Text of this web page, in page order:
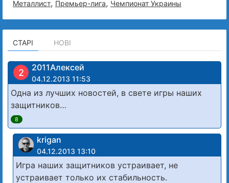
Металлист, Премьер-лига, Чемпионат Украины
СТАРІ НОВІ
2 2011Алексей
04.12.2013 11:53
Одна из лучших новостей, в свете игры наших
защитников…
8
krigan
04.12.2013 13:10
Игра наших защитников устраивает, не
устраивает только их стабильность.